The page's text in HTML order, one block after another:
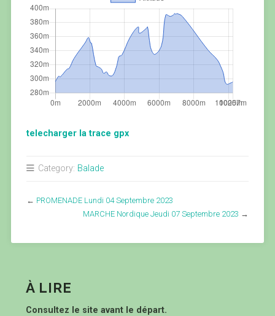
telecharger la trace gpx
Category: Balade
← PROMENADE Lundi 04 Septembre 2023
MARCHE Nordique Jeudi 07 Septembre 2023 →
À LIRE
Consultez le site avant le départ.